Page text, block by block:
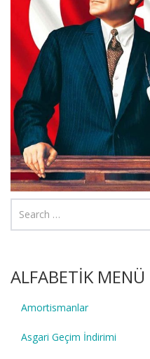
ALFABETİK MENÜ
Amortismanlar
Asgari Geçim İndirimi